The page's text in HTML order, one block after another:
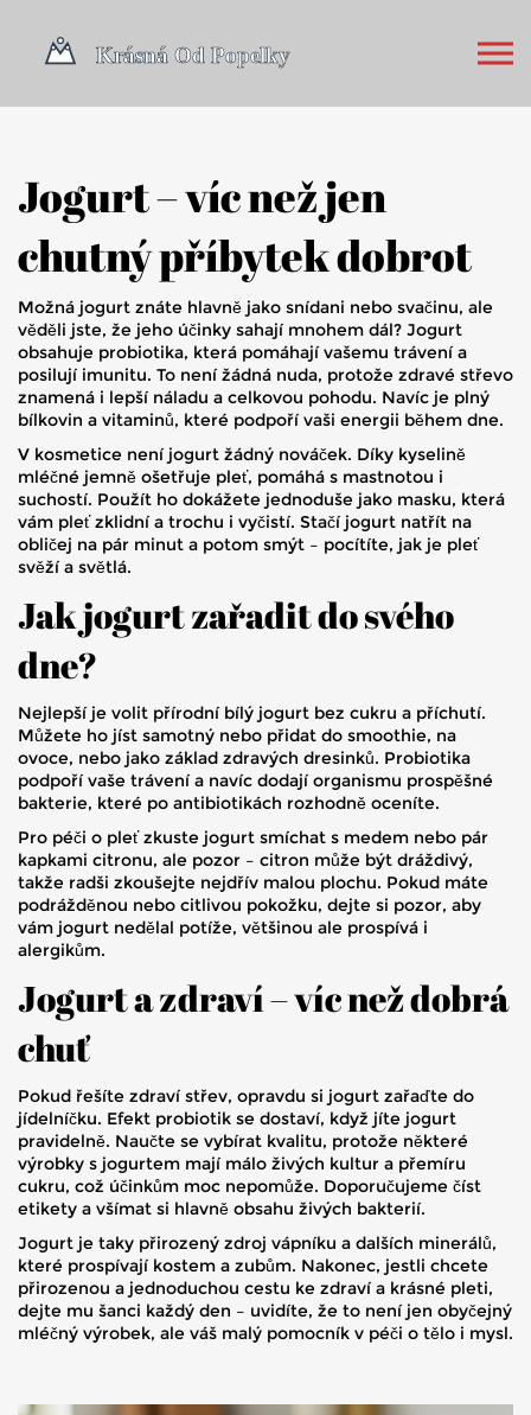
Jogurt – víc než jen
chutný příbytek dobrot
Možná jogurt znáte hlavně jako snídani nebo svačinu, ale
věděli jste, že jeho účinky sahají mnohem dál? Jogurt
obsahuje probiotika, která pomáhají vašemu trávení a
posilují imunitu. To není žádná nuda, protože zdravé střevo
znamená i lepší náladu a celkovou pohodu. Navíc je plný
bílkovin a vitaminů, které podpoří vaši energii během dne.
V kosmetice není jogurt žádný nováček. Díky kyselině
mléčné jemně ošetřuje pleť, pomáhá s mastnotou i
suchostí. Použít ho dokážete jednoduše jako masku, která
vám pleť zklidní a trochu i vyčistí. Stačí jogurt natřít na
obličej na pár minut a potom smýt – pocítíte, jak je pleť
svěží a světlá.
Jak jogurt zařadit do svého
dne?
Nejlepší je volit přírodní bílý jogurt bez cukru a příchutí.
Můžete ho jíst samotný nebo přidat do smoothie, na
ovoce, nebo jako základ zdravých dresinků. Probiotika
podpoří vaše trávení a navíc dodají organismu prospěšné
bakterie, které po antibiotikách rozhodně oceníte.
Pro péči o pleť zkuste jogurt smíchat s medem nebo pár
kapkami citronu, ale pozor – citron může být dráždivý,
takže radši zkoušejte nejdřív malou plochu. Pokud máte
podrážděnou nebo citlivou pokožku, dejte si pozor, aby
vám jogurt nedělal potíže, většinou ale prospívá i
alergikům.
Jogurt a zdraví – víc než dobrá
chuť
Pokud řešíte zdraví střev, opravdu si jogurt zařaďte do
jídelníčku. Efekt probiotik se dostaví, když jíte jogurt
pravidelně. Naučte se vybírat kvalitu, protože některé
výrobky s jogurtem mají málo živých kultur a přemíru
cukru, což účinkům moc nepomůže. Doporučujeme číst
etikety a všímat si hlavně obsahu živých bakterií.
Jogurt je taky přirozený zdroj vápníku a dalších minerálů,
které prospívají kostem a zubům. Nakonec, jestli chcete
přirozenou a jednoduchou cestu ke zdraví a krásné pleti,
dejte mu šanci každý den – uvidíte, že to není jen obyčejný
mléčný výrobek, ale váš malý pomocník v péči o tělo i mysl.